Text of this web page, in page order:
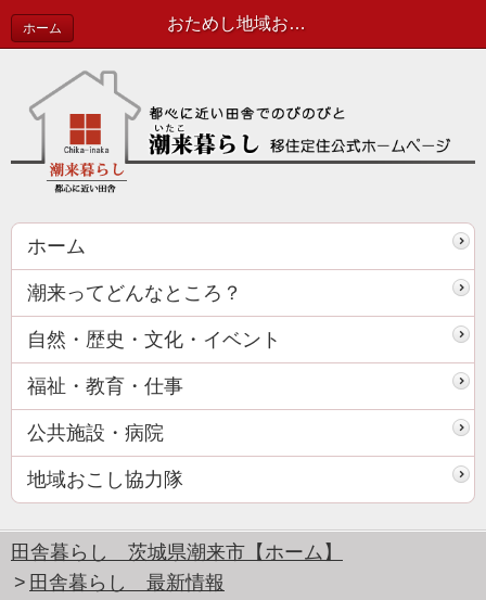
おためし地域おこし協力隊 実施しましたっ！！ | 田舎暮らし 最新情報
ホーム
ホーム
潮来ってどんなところ？
自然・歴史・文化・イベント
福祉・教育・仕事
公共施設・病院
地域おこし協力隊
田舎暮らし 茨城県潮来市【ホーム】
田舎暮らし 最新情報